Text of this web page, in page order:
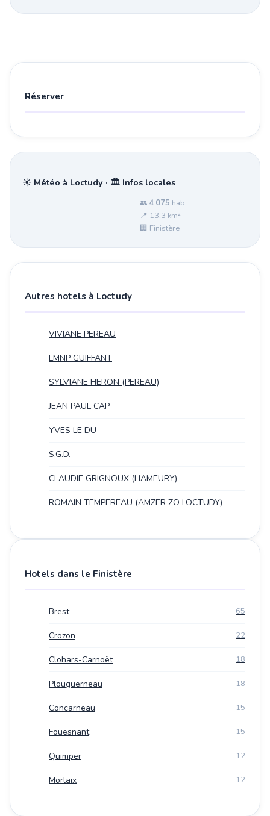
Réserver
☀️ Météo à Loctudy · 🏛️ Infos locales
👥 4 075 hab.
📍 13.3 km²
🏢 Finistère
Autres hotels à Loctudy
VIVIANE PEREAU
LMNP GUIFFANT
SYLVIANE HERON (PEREAU)
JEAN PAUL CAP
YVES LE DU
S.G.D.
CLAUDIE GRIGNOUX (HAMEURY)
ROMAIN TEMPEREAU (AMZER ZO LOCTUDY)
Hotels dans le Finistère
Brest 65
Crozon 22
Clohars-Carnoët 18
Plouguerneau 18
Concarneau 15
Fouesnant 15
Quimper 12
Morlaix 12